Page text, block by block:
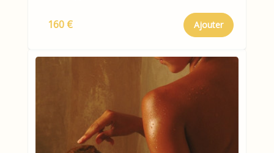
160 € Ajouter